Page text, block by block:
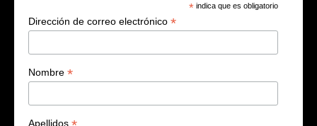
* indica que es obligatorio
Dirección de correo electrónico *
Nombre *
Apellidos